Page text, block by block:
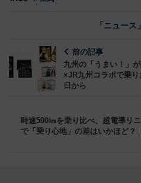
「ニュー
前の記事
九州の「うまい！」
×JR九州コラボで乗
日から
時速500㎞を乗り比べ、超電導リ
で「乗り心地」の差はいかほど？